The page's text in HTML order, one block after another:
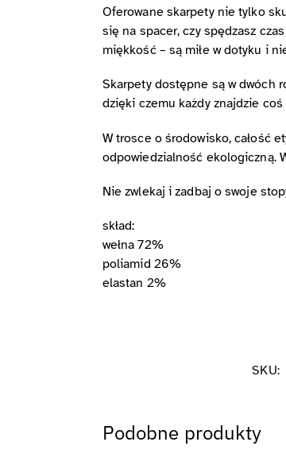
Oferowane skarpety nie tylko
się na spacer, czy spędzasz
miękkość – są miłe w dotyku i
Skarpety dostępne są w dwóch
dzięki czemu każdy znajdzie
W trosce o środowisko, całość
odpowiedzialność ekologiczną.
Nie zwlekaj i zadbaj o swoje
skład:
wełna 72%
poliamid 26%
elastan 2%
SKU:
Podobne produkty